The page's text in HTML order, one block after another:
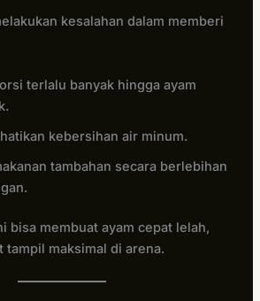
kesalahan dalam memberi
terlalu banyak hingga ayam
kebersihan air minum.
tambahan secara berlebihan
bisa membuat ayam cepat lelah,
tampil maksimal di arena.